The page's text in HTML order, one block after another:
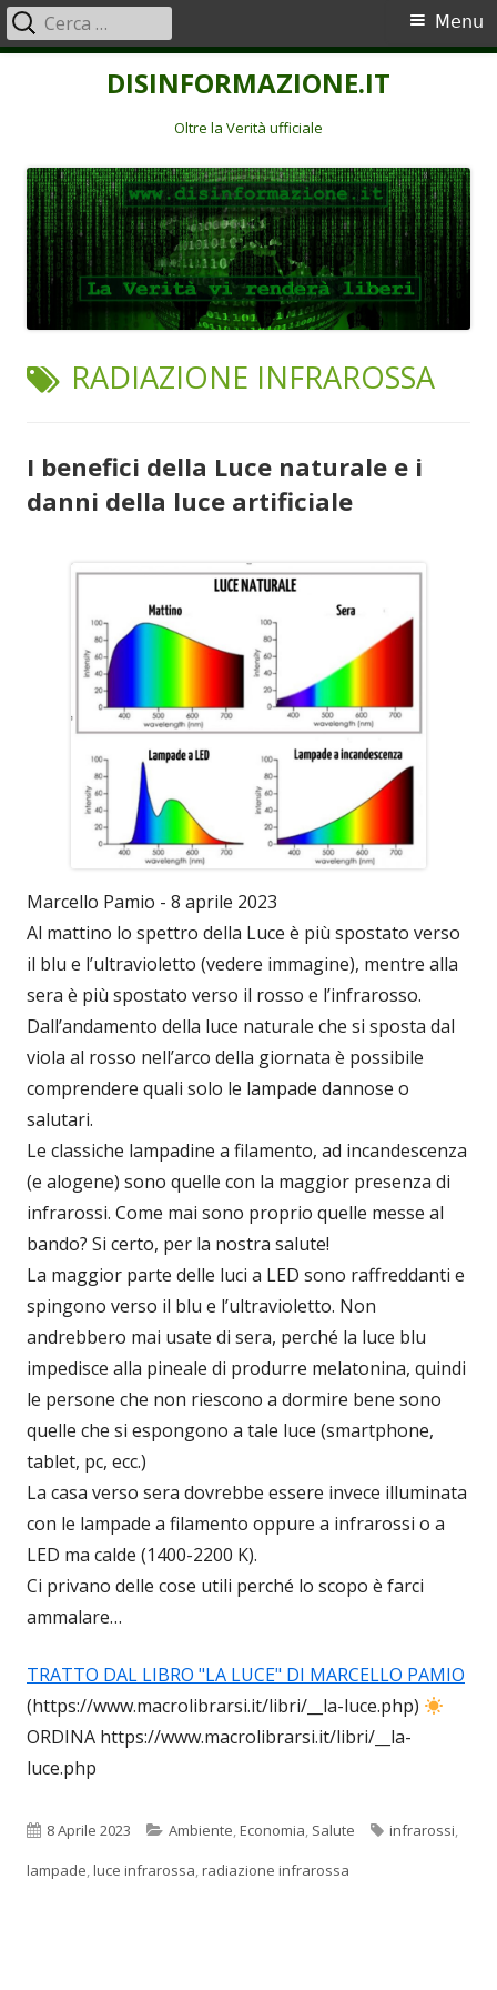
DISINFORMAZIONE.IT
Oltre la Verità ufficiale
Menu
principale
Menu
Ricerca
per:
TAG:
RADIAZIONE INFRAROSSA
I benefici della Luce naturale e i
danni della luce artificiale
Marcello Pamio - 8 aprile 2023
Al mattino lo spettro della Luce è più spostato verso
il blu e l’ultravioletto (vedere immagine), mentre alla
sera è più spostato verso il rosso e l’infrarosso.
Dall’andamento della luce naturale che si sposta dal
viola al rosso nell’arco della giornata è possibile
comprendere quali solo le lampade dannose o
salutari.
Le classiche lampadine a filamento, ad incandescenza
(e alogene) sono quelle con la maggior presenza di
infrarossi. Come mai sono proprio quelle messe al
bando? Si certo, per la nostra salute!
La maggior parte delle luci a LED sono raffreddanti e
spingono verso il blu e l’ultravioletto. Non
andrebbero mai usate di sera, perché la luce blu
impedisce alla pineale di produrre melatonina, quindi
le persone che non riescono a dormire bene sono
quelle che si espongono a tale luce (smartphone,
tablet, pc, ecc.)
La casa verso sera dovrebbe essere invece illuminata
con le lampade a filamento oppure a infrarossi o a
LED ma calde (1400-2200 K).
Ci privano delle cose utili perché lo scopo è farci
ammalare…
TRATTO DAL LIBRO "LA LUCE" DI MARCELLO PAMIO
(https://www.macrolibrarsi.it/libri/__la-luce.php)
ORDINA https://www.macrolibrarsi.it/libri/__la-
luce.php
Pubblicato
8 Aprile 2023 Categorie
Ambiente,Economia, Salute Tag
infrarossi,
lampade,luce infrarossa,radiazione infrarossa